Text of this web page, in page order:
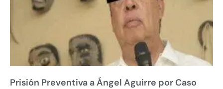
Prisión Preventiva a Ángel Aguirre por Caso